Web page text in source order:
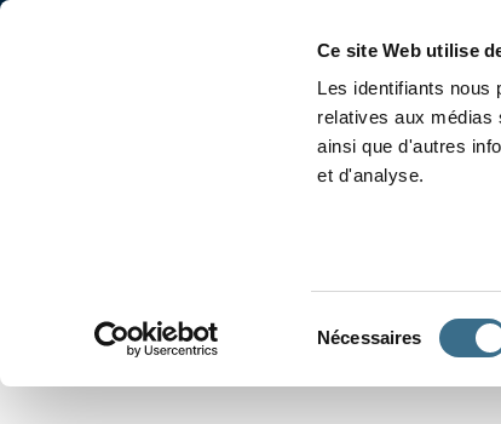
Ce site Web utilise
Les identifiants nous
relatives aux médias
ainsi que d'autres
et d'analyse.
Nécessaires